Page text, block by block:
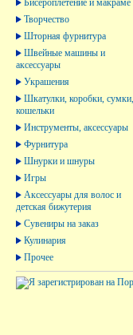
Творчество
Шторная фурнитура
Швейные машины и
аксессуары
Украшения
Шкатулки, коробки, сумки,
кошельки
Инструменты, аксессуары
Фурнитура
Шнурки и шнуры
Игры
Аксессуары для волос и
детская бижутерия
Сувениры на заказ
Кулинария
Прочее